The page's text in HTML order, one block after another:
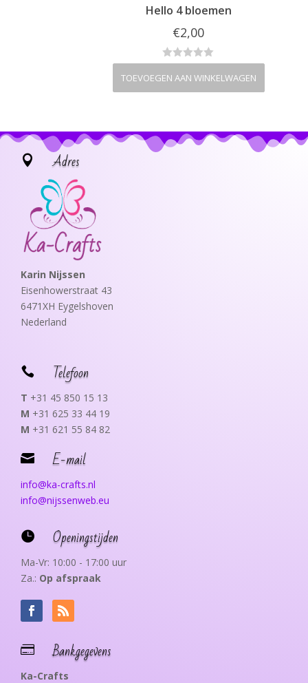
Hello 4 bloemen
TOEVOEGEN AAN WINKELWAGEN
 Adres
Karin Nijssen
Eisenhowerstraat 43
6471XH Eygelshoven
Nederland
 Telefoon
T +31 45 850 15 13
M +31 625 33 44 19
M +31 621 55 84 82
 E-mail
info@ka-crafts.nl
info@nijssenweb.eu
 Openingstijden
Ma-Vr: 10:00 - 17:00 uur
Za.: Op afspraak
 Bankgegevens
Ka-Crafts